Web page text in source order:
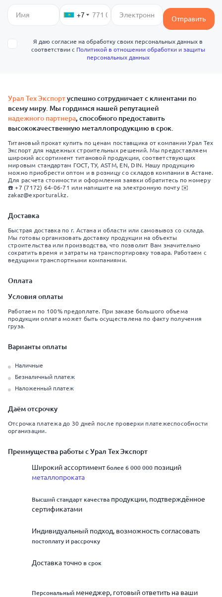
+7 Отправить
Я даю согласие на обработку своих персональных данных в
соответствии с Политикой в отношении обработки и защиты
персональных данных
Урал Тех Экспортуспешно сотрудничает с клиентами по
всему миру. Мы гордимся нашей репутацией
надежного партнера, способного предоставить
высококачественную металлопродукцию в срок.
Титановый прокат купить по ценам поставщика от компании Урал Тех
Экспорт для надежных строительных решений. Мы предоставляем
широкий ассортимент титановой продукции, соответствующих
мировым стандартам ГОСТ, ТУ, ASTM, EN, DIN. Нашу продукцию
можно приобрести оптом и в розницу со складов компании в Астане.
Для расчета стоимости и оформления заявки обратитесь по номеру
☎️ +7 (7172) 64-06-71 или напишите на электронную почту ✉️
zakaz@exportural.kz.
Доставка
Быстрая доставка по г. Астана и области или самовывоз со склада.
Мы готовы организовать доставку продукции на объекты
строительства или производства, что позволит Вам значительно
сократить время и затраты на транспортировку товара. Работаем с
ведущими транспортными компаниями.
Оплата
Условия оплаты
Работаем по 100% предоплате. При заказе большого объема
продукции оплата может быть осуществлена по факту получения
груза.
Варианты оплаты
Наличные
Безналичный платеж
Наложенный платеж
Даём отсрочку
Отсрочка платежа до 30 дней после проверки платежеспособности
организации.
Преимущества работы с Урал Тех Экспорт
Широкий ассортиментболее 6 000 000 позиций
металлопроката
Высший стандарт качества продукции, подтверждённое
сертификатами
Индивидуальный подход, возможность согласовать
постоплату и рассрочку
Доставка точно в срок
Персональный менеджер, готовый ответить на ваши